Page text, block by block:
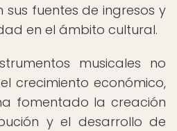
sus fuentes de ingresos y
en el ámbito cultural.
musicales no
crecimiento económico,
fomentado la creación
y el desarrollo de